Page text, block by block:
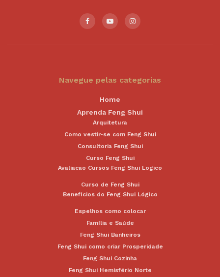
Navegue pelas categorias
Home
Aprenda Feng Shui
Arquitetura
Como vestir-se com Feng Shui
Consultoria Feng Shui
Curso Feng Shui
Avaliacao Cursos Feng Shui Logico
Curso de Feng Shui
Benefícios do Feng Shui Lógico
Espelhos como colocar
Família e Saúde
Feng Shui Banheiros
Feng Shui como criar Prosperidade
Feng Shui Cozinha
Feng Shui Hemisfério Norte